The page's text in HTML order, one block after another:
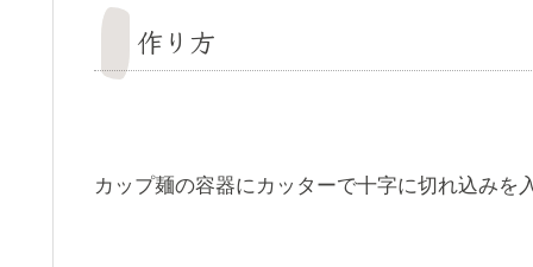
作り方
カップ麺の容器にカッターで十字に切れ込みを